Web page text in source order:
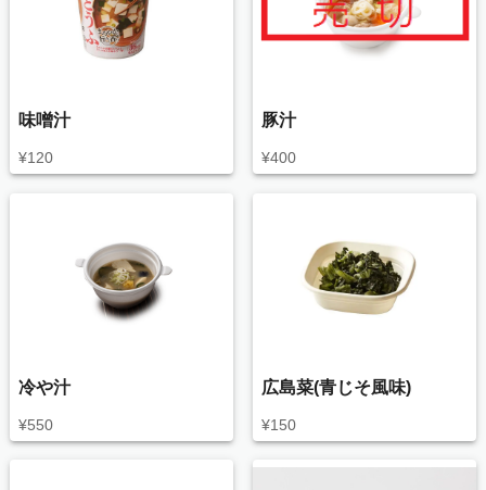
味噌汁
¥120
豚汁
¥400
冷や汁
¥550
広島菜(青じそ風味)
¥150